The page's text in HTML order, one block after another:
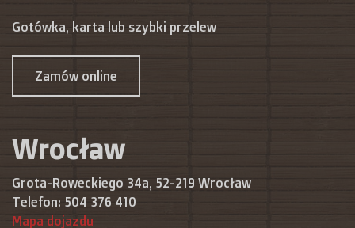
Gotówka, karta lub szybki przelew
Zamów online
Wrocław
Grota-Roweckiego 34a, 52-219 Wrocław
Telefon: 504 376 410
Mapa dojazdu